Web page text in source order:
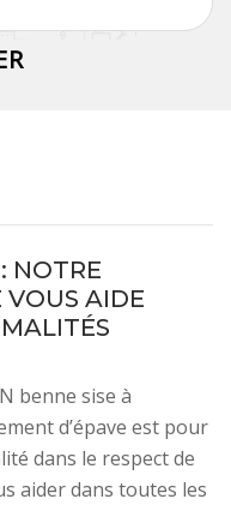
NOTRE
VOUS AIDE
benne sise à
d’épave est pour
dans le respect de
aider dans toutes les